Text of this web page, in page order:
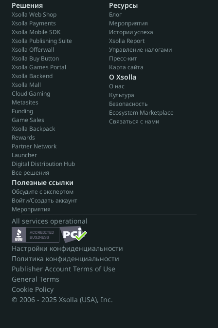
Решения
Xsolla Web Shop
Xsolla Payments
Xsolla Mobile SDK
Xsolla Publishing Suite
Xsolla Offerwall
Xsolla Buy Button
Xsolla Games Portal
Xsolla Backend
Xsolla Mall
Cloud Gaming
Metasites
Funding
Game Sales
Xsolla Backpack
Rewards
Partner Network
Launcher
Digital Distribution Hub
Все решения
Полезные ссылки
Обсудите с экспертом
Войти/Создать аккаунт
Мероприятия
Ресурсы
Блог
Мероприятия
Истории успеха
Xsolla Report
Управление налогами
Пресс-кит
Карта сайта
О Xsolla
О нас
Культура
Безопасность
Ecosystem Marketplace
Связаться с нами
All services operational
Настройки конфиденциальности
Политика конфиденциальности
Publisher Account Terms of Use
General Terms
Cookie Policy
© 2006 - 2025 Xsolla (USA), Inc.